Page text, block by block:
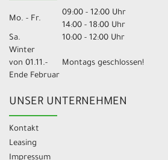
Mo. - Fr.
09:00 - 12:00 Uhr
14:00 - 18:00 Uhr
Sa.
10:00 - 12:00 Uhr
Winter
von 01.11.-
Ende Februar
Montags geschlossen!
UNSER UNTERNEHMEN
Kontakt
Leasing
Impressum